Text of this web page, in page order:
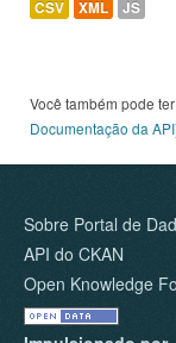
CSV XML JS
Você também pode
Documentação da API
Sobre Portal de
API do CKAN
Open Knowledge